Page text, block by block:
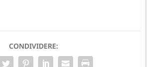
CONDIVIDERE: